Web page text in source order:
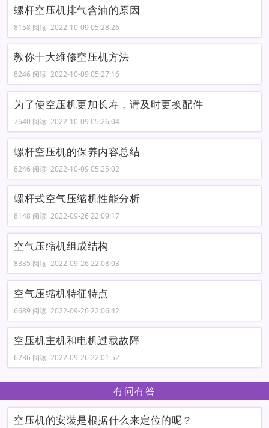
螺杆空压机排气含油的原因
8158 阅读 2022-10-09 05:28:26
教你十大维修空压机方法
8246 阅读 2022-10-09 05:27:16
为了使空压机更加长寿，请及时更换配件
7640 阅读 2022-10-09 05:26:04
螺杆空压机的保养内容总结
8246 阅读 2022-10-09 05:25:02
螺杆式空气压缩机性能分析
8148 阅读 2022-09-26 22:09:17
空气压缩机组成结构
8335 阅读 2022-09-26 22:08:03
空气压缩机特征特点
6689 阅读 2022-09-26 22:06:42
空压机主机和电机过载故障
6736 阅读 2022-09-26 22:01:52
有问有答
空压机的安装是根据什么来定位的呢？